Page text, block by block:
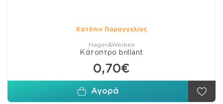
Κατόπιν Παραγγελίας
Hager&Werken
Κάτοπτρο brillant
0,70€
Αγορά